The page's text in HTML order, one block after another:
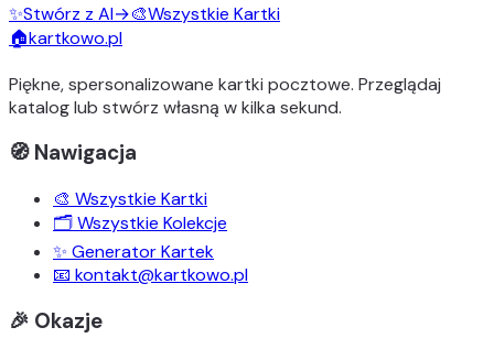
✨Stwórz z AI→🎨Wszystkie Kartki
🏠kartkowo.pl
Piękne, spersonalizowane kartki pocztowe. Przeglądaj
katalog lub stwórz własną w kilka sekund.
🧭 Nawigacja
🎨 Wszystkie Kartki
🗂️ Wszystkie Kolekcje
✨ Generator Kartek
📧 kontakt@kartkowo.pl
🎉 Okazje